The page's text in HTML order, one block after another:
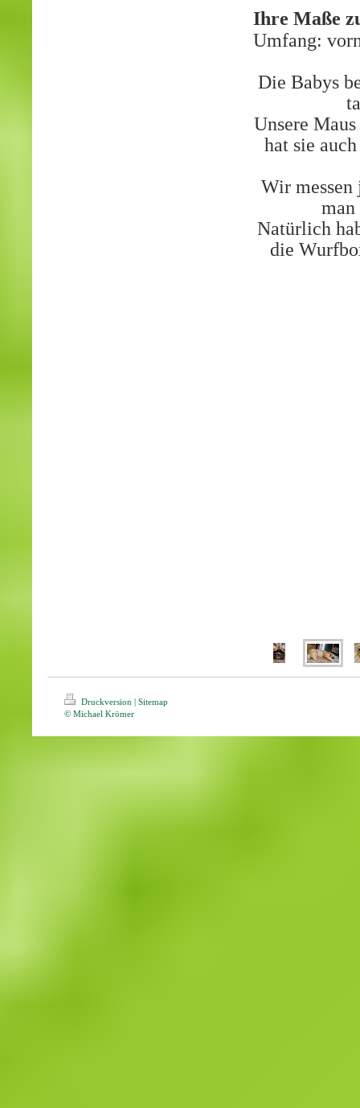
Ihre Maße
Umfang:
Die Babys
Unsere
hat sie
Wir messen
Natürlich
die
Druckversion | Sitemap
© Michael Krömer